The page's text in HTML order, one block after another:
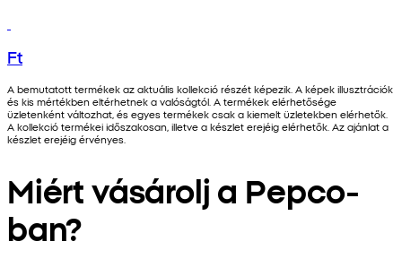
Ft
A bemutatott termékek az aktuális kollekció részét képezik. A képek illusztrációk
és kis mértékben eltérhetnek a valóságtól. A termékek elérhetősége
üzletenként változhat, és egyes termékek csak a kiemelt üzletekben elérhetők.
A kollekció termékei időszakosan, illetve a készlet erejéig elérhetők. Az ajánlat a
készlet erejéig érvényes.
Miért vásárolj a Pepco-
ban?